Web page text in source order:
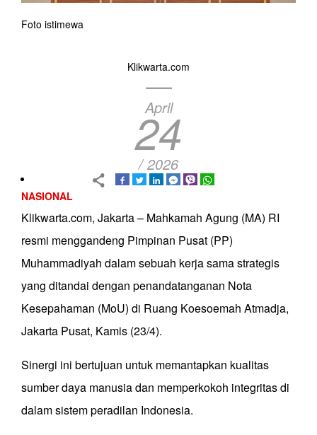
Foto istimewa
Klikwarta.com
April
24
/ 2026
NASIONAL
Klikwarta.com, Jakarta – Mahkamah Agung (MA) RI
resmi menggandeng Pimpinan Pusat (PP)
Muhammadiyah dalam sebuah kerja sama strategis
yang ditandai dengan penandatanganan Nota
Kesepahaman (MoU) di Ruang Koesoemah Atmadja,
Jakarta Pusat, Kamis (23/4).
Sinergi ini bertujuan untuk memantapkan kualitas
sumber daya manusia dan memperkokoh integritas di
dalam sistem peradilan Indonesia.